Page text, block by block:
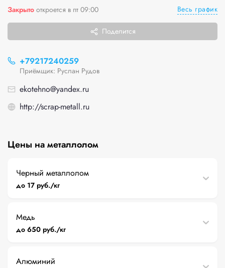
Закрыто откроется в пт 09:00 Весь график
Поделится
+79217240259
Приёмщик: Руслан Рудов
ekotehno@yandex.ru
http://scrap-metall.ru
Цены на металлолом
Черный металлолом
до 17 руб./кг
Медь
до 650 руб./кг
Алюминий